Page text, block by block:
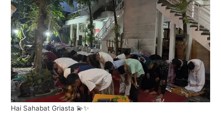
Hai Sahabat Griasta 💫✨